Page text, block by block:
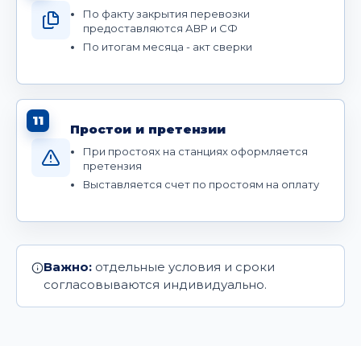
По факту закрытия перевозки
предоставляются АВР и СФ
По итогам месяца - акт сверки
11
Простои и претензии
При простоях на станциях оформляется
претензия
Выставляется счет по простоям на оплату
Важно: отдельные условия и сроки
согласовываются индивидуально.